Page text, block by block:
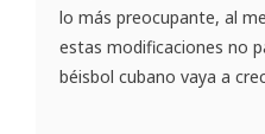
lo más preocupante, al
estas modificaciones no
béisbol cubano vaya a